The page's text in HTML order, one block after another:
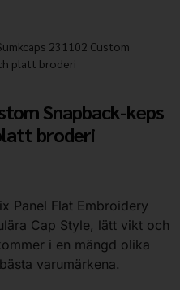
231102 Custom
platt broderi
Snapback-keps
broderi
Panel Flat Embroidery
Cap Style, lätt vikt och
i en mängd olika
varumärkena.